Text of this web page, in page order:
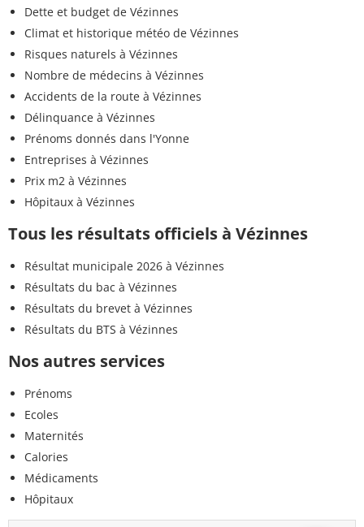
Dette et budget de Vézinnes
Climat et historique météo de Vézinnes
Risques naturels à Vézinnes
Nombre de médecins à Vézinnes
Accidents de la route à Vézinnes
Délinquance à Vézinnes
Prénoms donnés dans l'Yonne
Entreprises à Vézinnes
Prix m2 à Vézinnes
Hôpitaux à Vézinnes
Tous les résultats officiels à Vézinnes
Résultat municipale 2026 à Vézinnes
Résultats du bac à Vézinnes
Résultats du brevet à Vézinnes
Résultats du BTS à Vézinnes
Nos autres services
Prénoms
Ecoles
Maternités
Calories
Médicaments
Hôpitaux